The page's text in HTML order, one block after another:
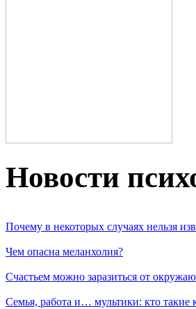
Новости
Почему в некоторых случаях нельзя
Чем опасна меланхолия?
Счастьем можно заразиться от
Семья, работа и… мультики: кто такие